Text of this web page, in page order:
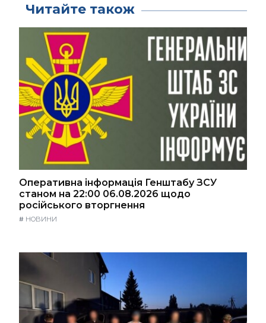
Читайте також
Оперативна інформація Генштабу ЗСУ
станом на 22:00 06.08.2026 щодо
російського вторгнення
# НОВИНИ